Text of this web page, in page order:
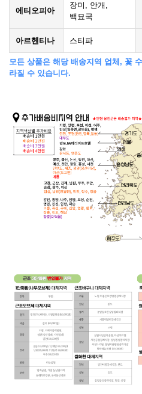
에티오피아
장미, 안개,
백묘국
아르헨티나 스티파
모든 상품은 해당 배송지역 업체, 꽃
라질 수 있습니다.